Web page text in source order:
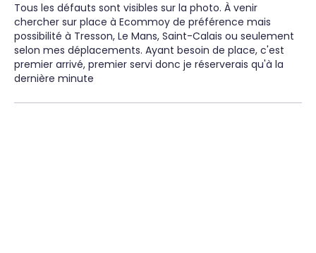
Tous les défauts sont visibles sur la photo. À venir
chercher sur place à Ecommoy de préférence mais
possibilité à Tresson, Le Mans, Saint-Calais ou seulement
selon mes déplacements. Ayant besoin de place, c'est
premier arrivé, premier servi donc je réserverais qu'à la
dernière minute